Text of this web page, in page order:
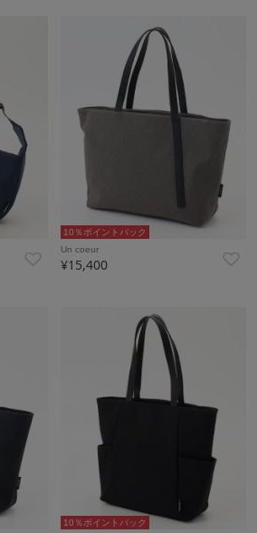
10％ポイントバック
Un coeur
¥15,400
10％ポイントバック